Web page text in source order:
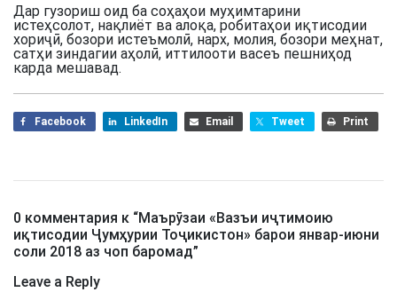
Дар гузориш оид ба соҳаҳои муҳимтарини
истеҳсолот, нақлиёт ва алоқа, робитаҳои иқтисодии
хориҷӣ, бозори истеъмолӣ, нарх, молия, бозори меҳнат,
сатҳи зиндагии аҳолӣ, иттилооти васеъ пешниҳод
карда мешавад.
Facebook LinkedIn Email Tweet Print
0 комментария к “Маърӯзаи «Вазъи иҷтимоию
иқтисодии Ҷумҳурии Тоҷикистон» барои январ-июни
соли 2018 аз чоп баромад”
Leave a Reply